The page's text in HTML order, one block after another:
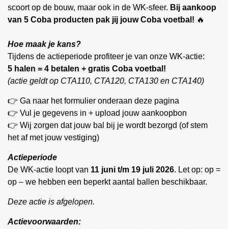
Juich mee als een echte Coboy!
Coba voegt 3 nieuwe kleuren toe!
Welkom bij Mijn Coba!
Coba CTA180 extra flexibel S2
Nieuw! Coba CTM690 lichtgewicht uitvlakmortel
Juich mee als een echte Coboy!
Vacatures
Contact
scoort op de bouw, maar ook in de WK-sfeer. Bij aankoop
van 5 Coba producten pak jij jouw Coba voetbal! 🔥​​​​​​
Hoe maak je kans?
Tijdens de actieperiode profiteer je van onze WK-actie:
5 halen = 4 betalen + gratis Coba voetbal!
(actie geldt op CTA110, CTA120, CTA130 en CTA140)
👉 Ga naar het formulier onderaan deze pagina
👉 Vul je gegevens in + upload jouw aankoopbon
👉 Wij zorgen dat jouw bal bij je wordt bezorgd (of stem
het af met jouw vestiging)
Actieperiode
De WK-actie loopt van 11 juni t/m 19 juli 2026. Let op: op =
op – we hebben een beperkt aantal ballen beschikbaar.
Deze actie is afgelopen.
Actievoorwaarden: